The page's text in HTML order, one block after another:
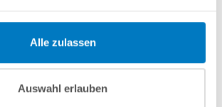
Alle zulassen
Auswahl erlauben